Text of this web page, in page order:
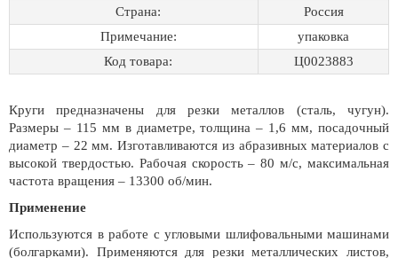
Страна:
Россия
Примечание:
упаковка
Код товара:
Ц0023883
Круги предназначены для резки металлов (сталь, чугун).
Размеры – 115 мм в диаметре, толщина – 1,6 мм, посадочный
диаметр – 22 мм. Изготавливаются из абразивных материалов с
высокой твердостью. Рабочая скорость – 80 м/с, максимальная
частота вращения – 13300 об/мин.
Применение
Используются в работе с угловыми шлифовальными машинами
(болгарками). Применяются для резки металлических листов,